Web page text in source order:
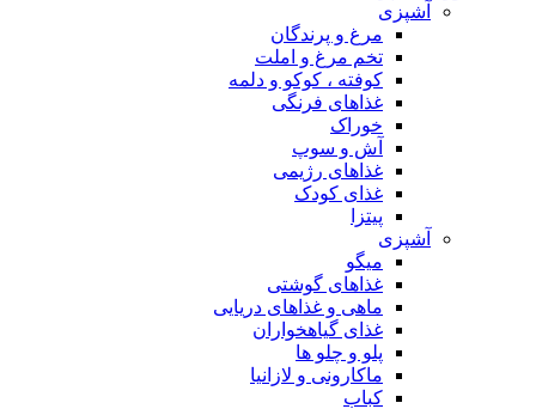
آشپزی
مرغ و پرندگان
تخم مرغ و املت
کوفته ، کوکو و دلمه
غذاهای فرنگی
خوراک
آش و سوپ
غذاهای رژیمی
غذای کودک
پیتزا
آشپزی
میگو
غذاهای گوشتی
ماهی و غذاهای دریایی
غذای گیاهخواران
پلو و چلو ها
ماکارونی و لازانیا
کباب